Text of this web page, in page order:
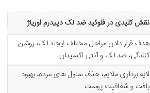
نقش کلیدی در فلوئید ضد لک دپیدرم اوریاژ
هدف قرار دادن مراحل مختلف ایجاد لک، روشن
کنندگی، ضد لک و آنتی اکسیدان
لایه برداری ملایم، حذف سلول های مرده، بهبود
بافت و شفافیت پوست